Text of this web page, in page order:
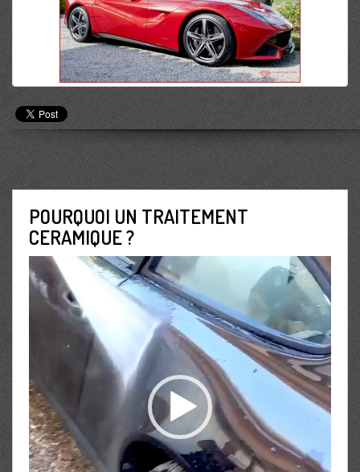
POURQUOI UN TRAITEMENT
CERAMIQUE ?
Lecteur
vidéo